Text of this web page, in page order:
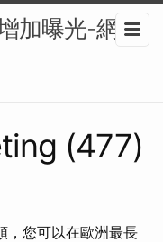
加曝光-網路
(477)
，您可以在歐洲最長